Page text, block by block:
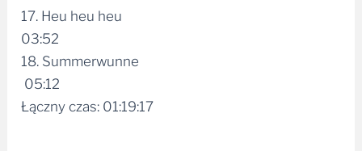
17. Heu heu heu
03:52
18. Summerwunne
05:12
Łączny czas: 01:19:17